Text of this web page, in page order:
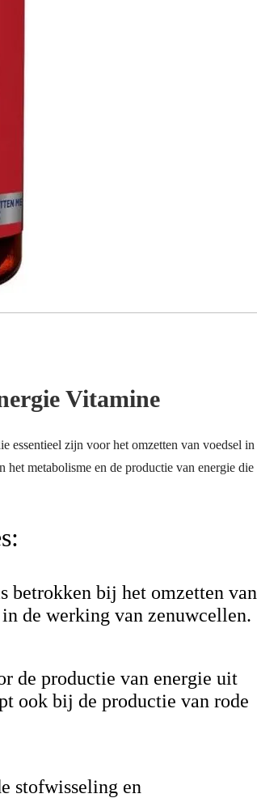
Vitamine
essentieel zijn voor het omzetten van voedsel in
metabolisme en de productie van energie die
bij het omzetten van
de werking van zenuwcellen.
de productie van energie uit
ook bij de productie van rode
stofwisseling en